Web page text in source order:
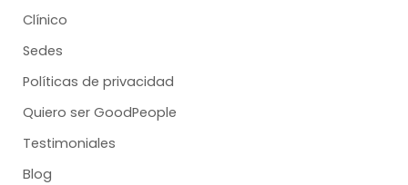
Clínico
Sedes
Políticas de privacidad
Quiero ser GoodPeople
Testimoniales
Blog